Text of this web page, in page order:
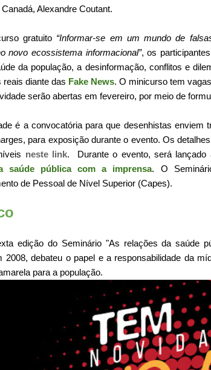
Alexandre Coutant.
gratuito “Informar-se em um mundo de
novo ecossistema informacional”, os
da população, a desinformação, conflitos e
reais diante das Fake News. O minicurso tem
serão abertas em fevereiro, por meio de
é a convocatória para que desenhistas enviem
para exposição durante o evento. Os
neste link. Durante o evento, será lançado
saúde pública com a imprensa. O
de Pessoal de Nível Superior (Capes).
edição do Seminário "As relações da saúde
2008, debateu o papel e a responsabilidade da
para a população.